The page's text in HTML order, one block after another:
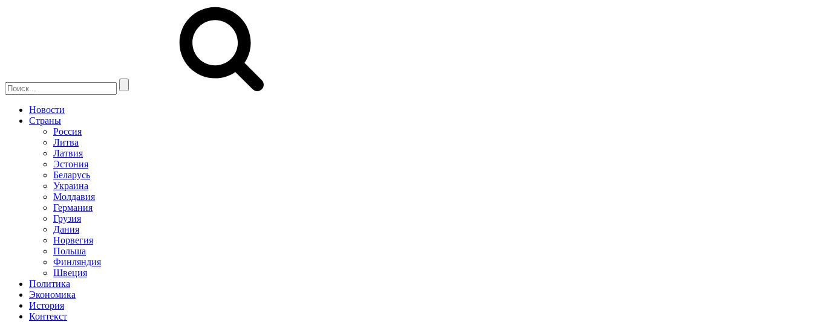
Новости
Страны
Россия
Литва
Латвия
Эстония
Беларусь
Украина
Молдавия
Германия
Грузия
Дания
Норвегия
Польша
Финляндия
Швеция
Политика
Экономика
История
Контекст